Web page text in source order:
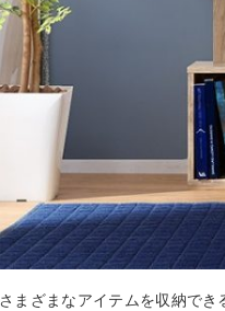
さまざまなアイテムを収納で